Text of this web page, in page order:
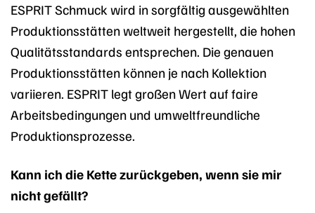
ESPRIT Schmuck wird in sorgfältig ausgewählten
Produktionsstätten weltweit hergestellt, die hohen
Qualitätsstandards entsprechen. Die genauen
Produktionsstätten können je nach Kollektion
variieren. ESPRIT legt großen Wert auf faire
Arbeitsbedingungen und umweltfreundliche
Produktionsprozesse.
Kann ich die Kette zurückgeben, wenn sie mir
nicht gefällt?